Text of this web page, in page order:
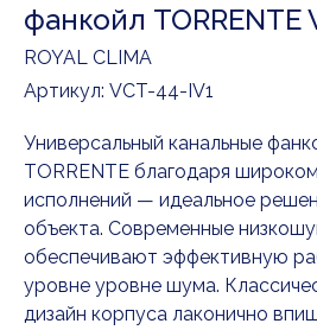
фанкойл TORRENTE
ROYAL CLIMA
Артикул: VCT-44-IV1
Универсальный канальные
TORRENTE благодаря
исполнений — идеальное
объекта. Современные
обеспечивают эффективную
уровне уровне шума.
дизайн корпуса лаконично